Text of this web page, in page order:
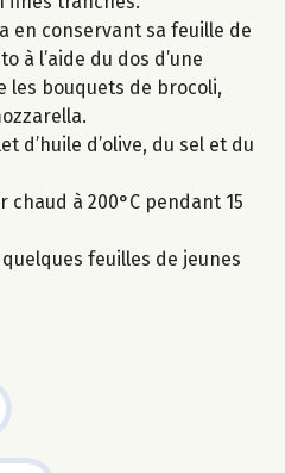
en conservant sa feuille de
à l’aide du dos d’une
les bouquets de brocoli,
d’huile d’olive, du sel et du
à 200°C pendant 15
feuilles de jeunes